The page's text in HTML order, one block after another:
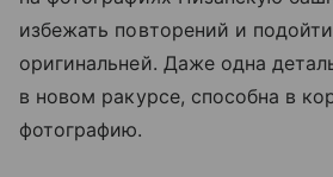
избежать повторений и
оригинальней. Даже одна
в новом ракурсе, способна в
фотографию.